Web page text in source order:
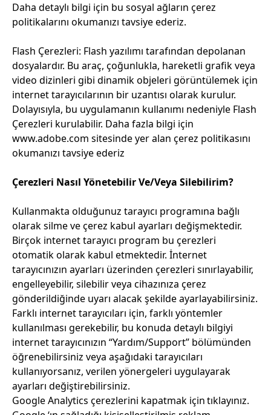
Daha detaylı bilgi için bu sosyal ağların çerez
politikalarını okumanızı tavsiye ederiz.
Flash Çerezleri: Flash yazılımı tarafından depolanan
dosyalardır. Bu araç, çoğunlukla, hareketli grafik veya
video dizinleri gibi dinamik objeleri görüntülemek için
internet tarayıcılarının bir uzantısı olarak kurulur.
Dolayısıyla, bu uygulamanın kullanımı nedeniyle Flash
Çerezleri kurulabilir. Daha fazla bilgi için
www.adobe.com sitesinde yer alan çerez politikasını
okumanızı tavsiye ederiz
Çerezleri Nasıl Yönetebilir Ve/Veya Silebilirim?
Kullanmakta olduğunuz tarayıcı programına bağlı
olarak silme ve çerez kabul ayarları değişmektedir.
Birçok internet tarayıcı program bu çerezleri
otomatik olarak kabul etmektedir. İnternet
tarayıcınızın ayarları üzerinden çerezleri sınırlayabilir,
engelleyebilir, silebilir veya cihazınıza çerez
gönderildiğinde uyarı alacak şekilde ayarlayabilirsiniz.
Farklı internet tarayıcıları için, farklı yöntemler
kullanılması gerekebilir, bu konuda detaylı bilgiyi
internet tarayıcınızın “Yardım/Support” bölümünden
öğrenebilirsiniz veya aşağıdaki tarayıcıları
kullanıyorsanız, verilen yönergeleri uygulayarak
ayarları değiştirebilirsiniz.
Google Analytics çerezlerini kapatmak içintıklayınız.